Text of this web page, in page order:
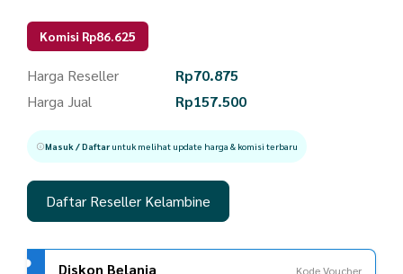
Komisi Rp86.625
Harga Reseller Rp70.875
Harga Jual
Rp157.500
Masuk / Daftaruntuk melihat update harga & komisi terbaru
Daftar Reseller Kelambine
Diskon Belanja
Kode Voucher